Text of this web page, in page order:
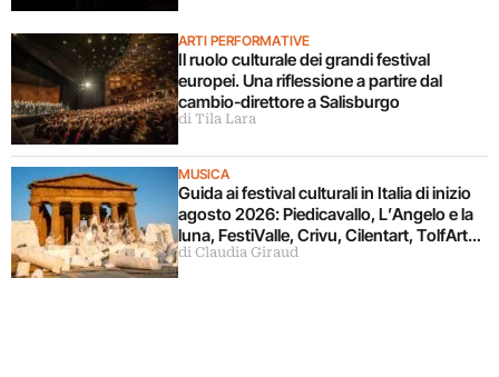
ARTI PERFORMATIVE
Il ruolo culturale dei grandi festival
europei. Una riflessione a partire dal
cambio-direttore a Salisburgo
di Tila Lara
MUSICA
Guida ai festival culturali in Italia di inizio
agosto 2026: Piedicavallo, L’Angelo e la
luna, FestiValle, Crivu, Cilentart, TolfArte,
Pietrasanta è Ceramica
di Claudia Giraud